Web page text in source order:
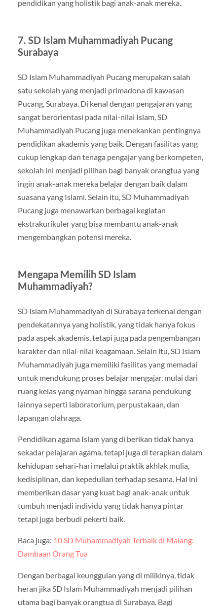
pendidikan yang holistik bagi anak-anak mereka.
7. SD Islam Muhammadiyah Pucang
Surabaya
SD Islam Muhammadiyah Pucang merupakan salah
satu sekolah yang menjadi primadona di kawasan
Pucang, Surabaya. Di kenal dengan pengajaran yang
sangat berorientasi pada nilai-nilai Islam, SD
Muhammadiyah Pucang juga menekankan pentingnya
pendidikan akademis yang baik. Dengan fasilitas yang
cukup lengkap dan tenaga pengajar yang berkompeten,
sekolah ini menjadi pilihan bagi banyak orangtua yang
ingin anak-anak mereka belajar dengan baik dalam
suasana yang Islami. Selain itu, SD Muhammadiyah
Pucang juga menawarkan berbagai kegiatan
ekstrakurikuler yang bisa membantu anak-anak
mengembangkan potensi mereka.
Mengapa Memilih SD Islam
Muhammadiyah?
SD Islam Muhammadiyah di Surabaya terkenal dengan
pendekatannya yang holistik, yang tidak hanya fokus
pada aspek akademis, tetapi juga pada pengembangan
karakter dan nilai-nilai keagamaan. Selain itu, SD Islam
Muhammadiyah juga memiliki fasilitas yang memadai
untuk mendukung proses belajar mengajar, mulai dari
ruang kelas yang nyaman hingga sarana pendukung
lainnya seperti laboratorium, perpustakaan, dan
lapangan olahraga.
Pendidikan agama Islam yang di berikan tidak hanya
sekadar pelajaran agama, tetapi juga di terapkan dalam
kehidupan sehari-hari melalui praktik akhlak mulia,
kedisiplinan, dan kepedulian terhadap sesama. Hal ini
memberikan dasar yang kuat bagi anak-anak untuk
tumbuh menjadi individu yang tidak hanya pintar
tetapi juga berbudi pekerti baik.
Baca juga: 10 SD Muhammadiyah Terbaik di Malang:
Dambaan Orang Tua
Dengan berbagai keunggulan yang di milikinya, tidak
heran jika SD Islam Muhammadiyah menjadi pilihan
utama bagi banyak orangtua di Surabaya. Bagi